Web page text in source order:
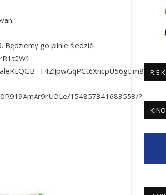
Będziemy go pilnie śledzić!
154857341683553/?
R E